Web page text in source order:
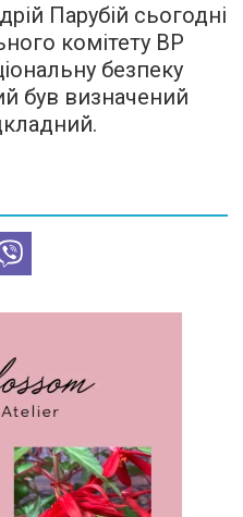
Парубій сьогодні
комітету ВР
безпеку
був визначений